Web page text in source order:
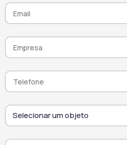
uniforme ao longo do
tempo. Por fim, este
limpador de fachadas de
tijolo combina
desempenho,
versatilidade e respeito
pelos materiais,
oferecendo uma solução
fiável para a manutenção
ambientes exigentes.